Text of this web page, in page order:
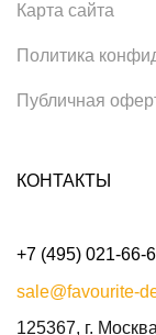
Карта сайта
Политика
Публичная
КОНТАКТЫ
+7 (495) 021-66-
sale@favourite-
125367, г.